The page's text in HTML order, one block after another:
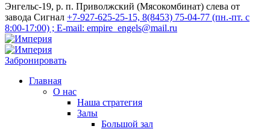
Энгельс-19, р. п. Приволжский (Мясокомбинат) слева от
завода Сигнал +7-927-625-25-15, 8(8453) 75-04-77 (пн.-пт. с
8:00-17:00) ; E-mail: empire_engels@mail.ru
Забронировать
Главная
О нас
Наша стратегия
Залы
Большой зал